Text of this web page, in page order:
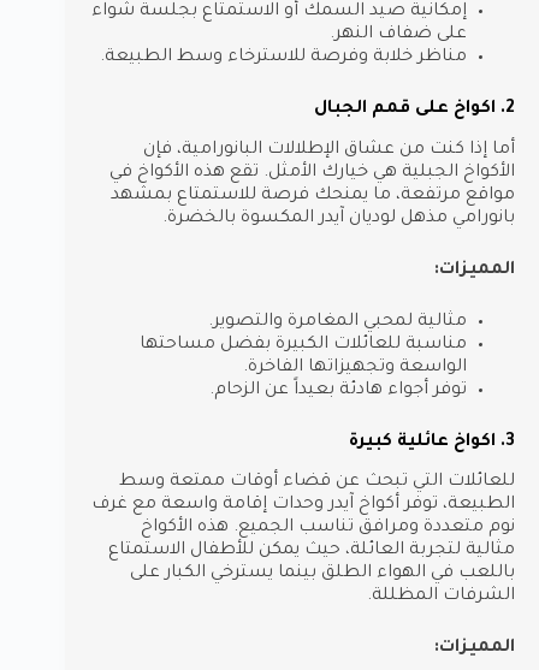
إمكانية صيد السمك أو الاستمتاع بجلسة شواء
على ضفاف النهر.
مناظر خلابة وفرصة للاسترخاء وسط الطبيعة.
2. اكواخ على قمم الجبال
أما إذا كنت من عشاق الإطلالات البانورامية، فإن
الأكواخ الجبلية هي خيارك الأمثل. تقع هذه الأكواخ في
مواقع مرتفعة، ما يمنحك فرصة للاستمتاع بمشهد
بانورامي مذهل لوديان آيدر المكسوة بالخضرة.
المميزات:
مثالية لمحبي المغامرة والتصوير.
مناسبة للعائلات الكبيرة بفضل مساحتها
الواسعة وتجهيزاتها الفاخرة.
توفر أجواء هادئة بعيداً عن الزحام.
3. اكواخ عائلية كبيرة
للعائلات التي تبحث عن قضاء أوقات ممتعة وسط
الطبيعة، توفر أكواخ آيدر وحدات إقامة واسعة مع غرف
نوم متعددة ومرافق تناسب الجميع. هذه الأكواخ
مثالية لتجربة العائلة، حيث يمكن للأطفال الاستمتاع
باللعب في الهواء الطلق بينما يسترخي الكبار على
الشرفات المظللة.
المميزات: